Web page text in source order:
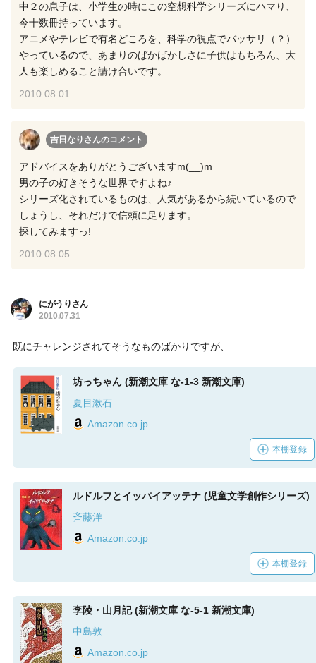
中２の息子は、小学生の時にこの空想科学シリーズにハマり、
今十数冊持っています。
アニメやテレビで有名どころを、科学の視点でバッサリ（？）
やっているので、あまりのばかばかしさに子供はもちろん、大
人も楽しめること請け合いです。
2010.08.01
吉日なりさんのコメント
アドバイスをありがとうございますm(__)m
男の子の好きそうな世界ですよね♪
シリーズ化されているものは、人気があるから続いているので
しょうし、それだけで信頼に足ります。
探してみますっ!
2010.08.05
にがうりさん
2010.07.31
既にチャレンジされてそうなものばかりですが、
坊っちゃん (新潮文庫 な-1-3 新潮文庫)
夏目漱石
Amazon.co.jp
本棚登録
ルドルフとイッパイアッテナ (児童文学創作シリーズ)
斉藤洋
Amazon.co.jp
本棚登録
李陵・山月記 (新潮文庫 な-5-1 新潮文庫)
中島敦
Amazon.co.jp